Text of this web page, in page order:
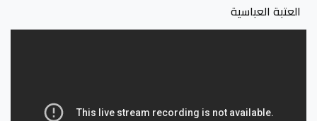
العتبة العباسية